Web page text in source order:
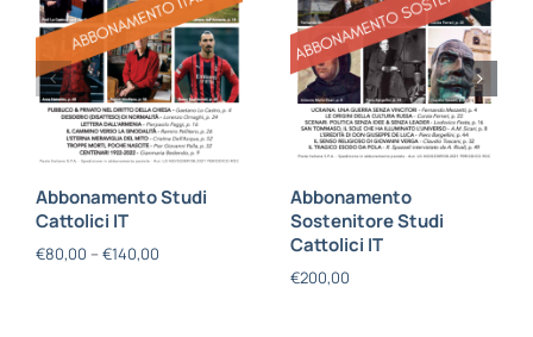
Abbonamento Studi
Cattolici IT
€80,00 – €140,00
Abbonamento
Sostenitore Studi
Cattolici IT
€200,00